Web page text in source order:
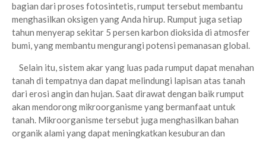
bagian dari proses fotosintetis, rumput tersebut membantu
menghasilkan oksigen yang Anda hirup. Rumput juga setiap
tahun menyerap sekitar 5 persen karbon dioksida di atmosfer
bumi, yang membantu mengurangi potensi pemanasan global.
Selain itu, sistem akar yang luas pada rumput dapat menahan
tanah di tempatnya dan dapat melindungi lapisan atas tanah
dari erosi angin dan hujan. Saat dirawat dengan baik rumput
akan mendorong mikroorganisme yang bermanfaat untuk
tanah. Mikroorganisme tersebut juga menghasilkan bahan
organik alami yang dapat meningkatkan kesuburan dan